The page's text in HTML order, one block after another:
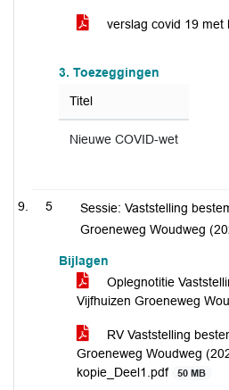
verslag covid 19 met
3. Toezeggingen
Titel
Nieuwe COVID-wet
5
Sessie: Vaststelling
Groeneweg Woudweg
Bijlagen
Oplegnotitie
Vijfhuizen Groeneweg
RV Vaststelling
Groeneweg Woudweg
kopie_Deel1.pdf
50 MB